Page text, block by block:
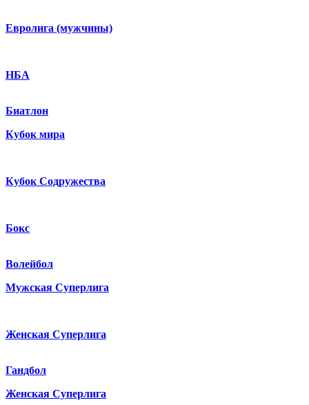
Евролига (мужчины)
НБА
Биатлон
Кубок мира
Кубок Содружества
Бокс
Волейбол
Мужская Суперлига
Женская Суперлига
Гандбол
Женская Суперлига